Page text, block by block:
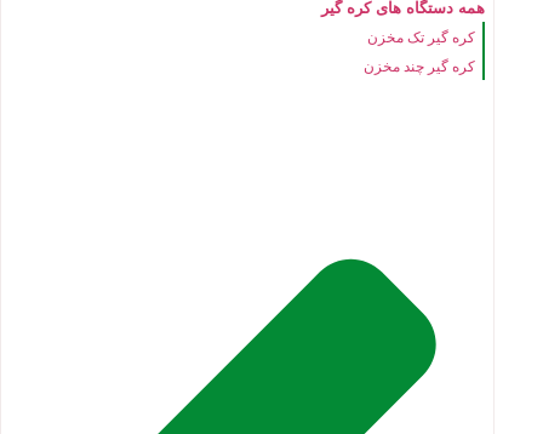
همه دستگاه های کره گیر
کره گیر تک مخزن
کره گیر چند مخزن